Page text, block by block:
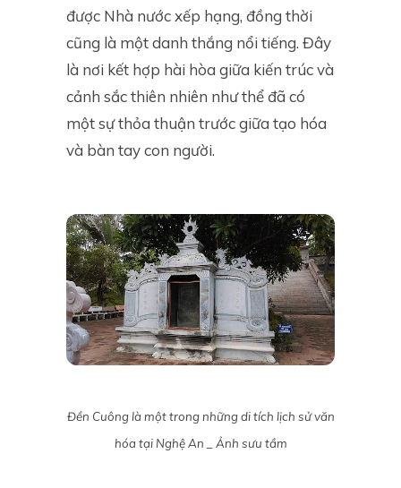
được Nhà nước xếp hạng, đồng thời
cũng là một danh thắng nổi tiếng. Đây
là nơi kết hợp hài hòa giữa kiến trúc và
cảnh sắc thiên nhiên như thể đã có
một sự thỏa thuận trước giữa tạo hóa
và bàn tay con người.
Đền Cuông là một trong những di tích lịch sử văn
hóa tại Nghệ An _ Ảnh sưu tầm